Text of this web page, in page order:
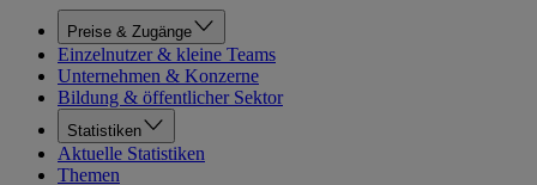
Preise & Zugänge
Einzelnutzer & kleine Teams
Unternehmen & Konzerne
Bildung & öffentlicher Sektor
Statistiken
Aktuelle Statistiken
Themen